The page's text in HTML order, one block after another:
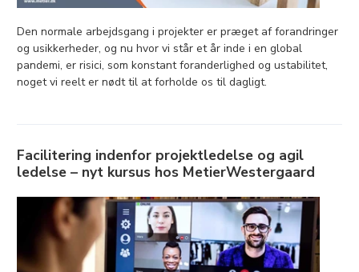
Den normale arbejdsgang i projekter er præget af forandringer
og usikkerheder, og nu hvor vi står et år inde i en global
pandemi, er risici, som konstant foranderlighed og ustabilitet,
noget vi reelt er nødt til at forholde os til dagligt.
Facilitering indenfor projektledelse og agil
ledelse – nyt kursus hos MetierWestergaard